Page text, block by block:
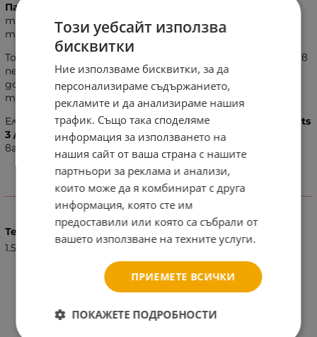
Памперс гащи - pampers pants 3 /56бр./
така че да успяват да абсорбират и задържат
течността до 12 часа.
Това се дължи на абсорбиращите микро перли вътре в
пелената и на трите абсорбиращи канала,
допринасящи за равномерното разпределение на
течността.
Еластичните страни наПамперс гащи - pampers pants
3 /56бр./
, допринасят за максималния комфорт на
вашето дете и предпазват от протичане.
ХАРАКТЕРИСТИКИ
Тегло (кг.)
1.50
Този уебсайт използва
бисквитки
Ние използваме бисквитки, за да
персонализираме съдържанието,
рекламите и да анализираме нашия
трафик. Също така споделяме
информация за използването на
нашия сайт от ваша страна с нашите
партньори за реклама и анализи,
които може да я комбинират с друга
информация, която сте им
предоставили или която са събрали от
вашето използване на техните услуги.
ПРИЕМЕТЕ ВСИЧКИ
ПОКАЖЕТЕ ПОДРОБНОСТИ